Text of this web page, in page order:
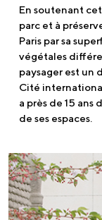
En soutenant
parc et à
Paris par sa
végétales
paysager est un
Cité
a près de 15
de ses espaces.